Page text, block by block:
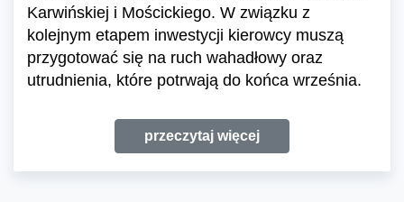
Karwińskiej i Mościckiego. W związku z
kolejnym etapem inwestycji kierowcy muszą
przygotować się na ruch wahadłowy oraz
utrudnienia, które potrwają do końca września.
przeczytaj więcej